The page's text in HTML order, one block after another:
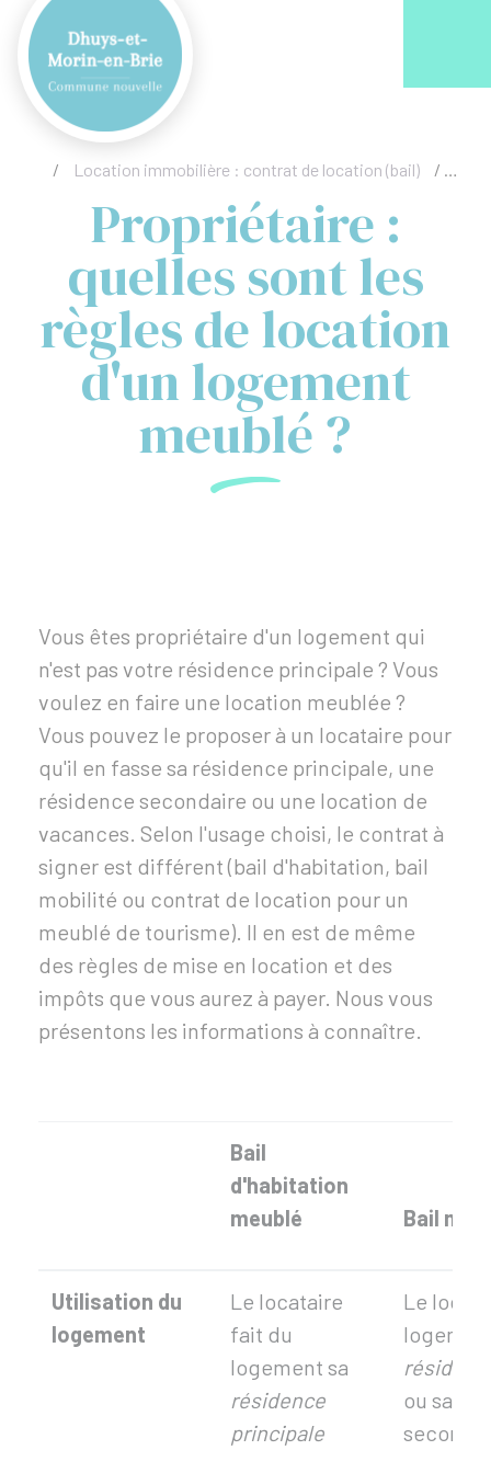
/ Location immobilière : contrat de location (bail) /
Propriétaire :
quelles sont les
règles de location
d'un logement
meublé ?
Vous êtes propriétaire d'un logement qui
n'est pas votre résidence principale ? Vous
voulez en faire une location meublée ?
Vous pouvez le proposer à un locataire pour
qu'il en fasse sa résidence principale, une
résidence secondaire ou une location de
vacances. Selon l'usage choisi, le contrat à
signer est différent (bail d'habitation, bail
mobilité ou contrat de location pour un
meublé de tourisme). Il en est de même
des règles de mise en location et des
impôts que vous aurez à payer. Nous vous
présentons les informations à connaître.
Bail
d'habitation
meublé
Bail
Utilisation du
logement
Le locataire
fait du
logement sa
résidence
principale
Le
ou sa